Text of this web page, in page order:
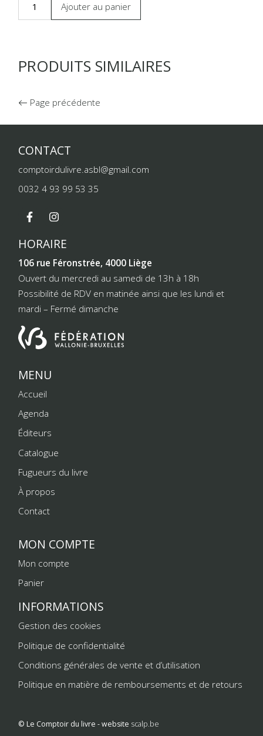
Ajouter au panier
PRODUITS SIMILAIRES
Page précédente
CONTACT
comptoirdulivre.asbl@gmail.com
0032 4 93 99 53 35
HORAIRE
106 rue Féronstrée, 4000 Liège
Ouvert du mercredi au samedi de 13h à 18h
Possibilité de RDV en matinée ainsi que les lundi et
mardi – Fermé dimanche
MENU
Accueil
Agenda
Éditeurs
Catalogue
Fugueurs du livre
À propos
Contact
MON COMPTE
Mon compte
Panier
INFORMATIONS
Gestion des cookies
Politique de confidentialité
Conditions générales de vente et d’utilisation
Politique en matière de remboursements et de retours
© Le Comptoir du livre - website scalp.be